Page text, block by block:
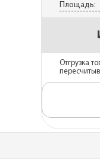
Площадь:
Отгрузка